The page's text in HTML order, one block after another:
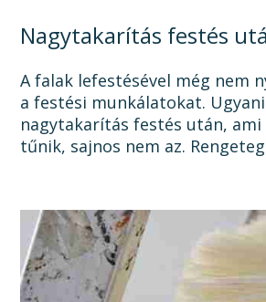
Nagytakarítás festés
A falak lefestésével még nem
a festési munkálatokat.
nagytakarítás festés után,
tűnik, sajnos nem az.